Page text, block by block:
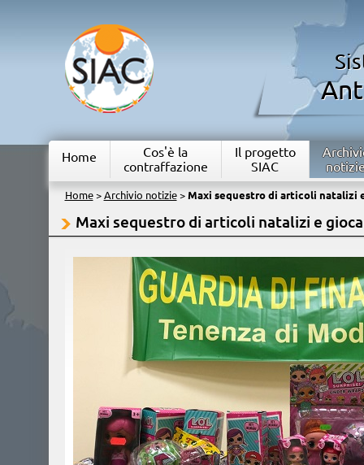
Home
Cos'è la
contraffazione
Il progetto
SIAC
Home> Archivio notizie> Maxi sequestro di articoli natalizi
Maxi sequestro di articoli natalizi e